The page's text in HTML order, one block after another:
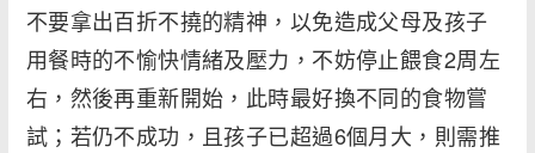
不要拿出百折不撓的精神，以免造成父母及孩子
用餐時的不愉快情緒及壓力，不妨停止餵食2周左
右，然後再重新開始，此時最好換不同的食物嘗
試；若仍不成功，且孩子已超過6個月大，則需推